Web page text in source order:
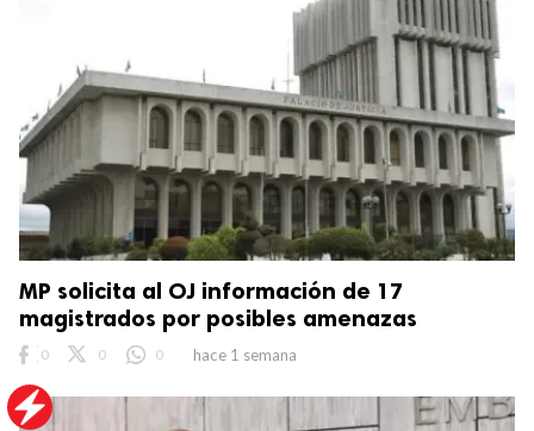
MP solicita al OJ información de 17
magistrados por posibles amenazas
0 0 0 hace 1 semana